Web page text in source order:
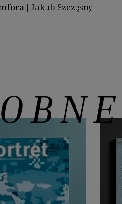
| Jakub Szczęsny